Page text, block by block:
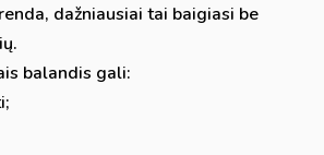
dažniausiai tai baigiasi be
balandis gali: